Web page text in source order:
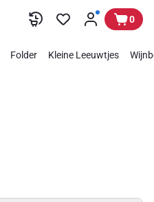
0
Folder Kleine Leeuwtjes